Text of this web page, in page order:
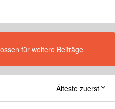
für weitere Beiträge
Älteste zuerst